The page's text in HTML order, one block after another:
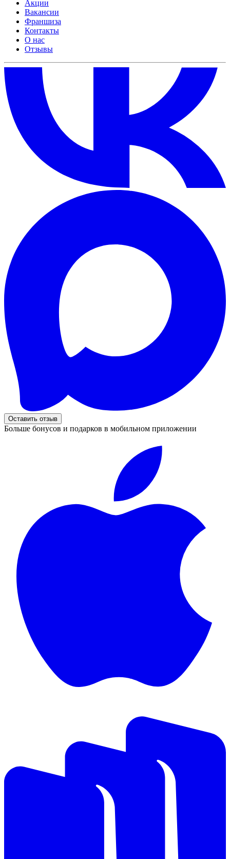
Акции
Вакансии
Франшиза
Контакты
О нас
Отзывы
Оставить отзыв
Больше бонусов и подарков в мобильном приложении